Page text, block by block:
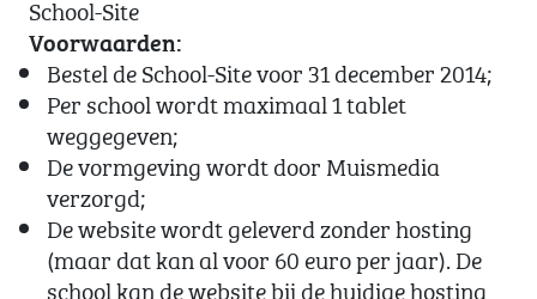
Voorwaarden:
Bestel de School-Site voor 31 december 2014;
Per school wordt maximaal 1 tablet
weggegeven;
De vormgeving wordt door Muismedia
verzorgd;
De website wordt geleverd zonder hosting
(maar dat kan al voor 60 euro per jaar). De
school kan de website bij de huidige hosting